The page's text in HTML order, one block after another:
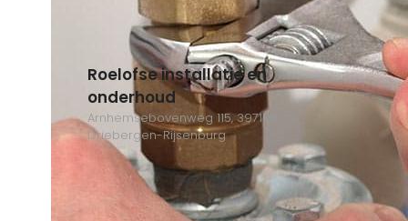
Roelofse installatie en
onderhoud
Arnhemsebovenweg 115, 3971MC
Driebergen-Rijsenburg